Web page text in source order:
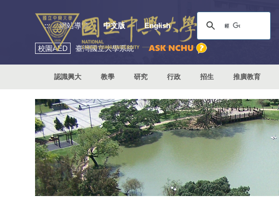
::: 網站導覽 中文版 English
校園AED 臺灣國立大學系統
認識興大 教學 研究 行政 招生 推廣教育